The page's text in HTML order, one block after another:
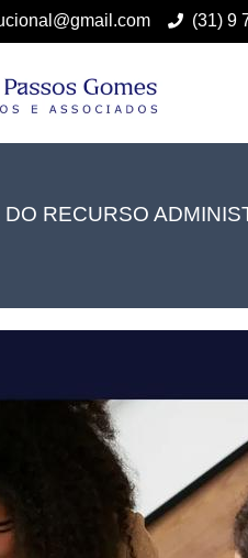
(31) 9
RECURSO